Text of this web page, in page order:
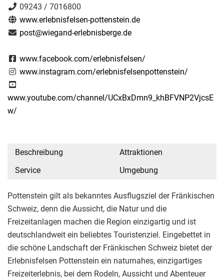
09243 / 7016800
www.erlebnisfelsen-pottenstein.de
post@wiegand-erlebnisberge.de
www.facebook.com/erlebnisfelsen/
www.instagram.com/erlebnisfelsenpottenstein/
www.youtube.com/channel/UCxBxDmn9_khBFVNP2VjcsE
w/
Beschreibung
Attraktionen
Service
Umgebung
Pottenstein gilt als bekanntes Ausflugsziel der Fränkischen
Schweiz, denn die Aussicht, die Natur und die
Freizeitanlagen machen die Region einzigartig und ist
deutschlandweit ein beliebtes Touristenziel. Eingebettet in
die schöne Landschaft der Fränkischen Schweiz bietet der
Erlebnisfelsen Pottenstein ein naturnahes, einzigartiges
Freizeiterlebnis, bei dem Rodeln, Aussicht und Abenteuer